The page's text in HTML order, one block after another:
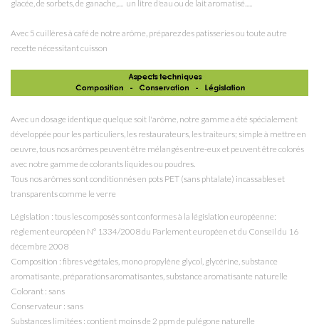
glacée, de sorbets, de ganache,.... un litre d'eau ou de lait aromatisé.....
Avec 5 cuillères à café de notre arôme, préparez des patisseries ou toute autre
recette nécessitant cuisson
Avec un dosage identique quelque soit l'arôme, notre gamme a été spécialement
développée pour les particuliers, les restaurateurs, les traiteurs; simple à mettre en
oeuvre, tous nos arômes peuvent être mélangés entre-eux et peuvent être colorés
avec notre gamme de colorants liquides ou poudres.
Tous nos arômes sont conditionnés en pots PET (sans phtalate) incassables et
transparents comme le verre
Législation : tous les composés sont conformes à la législation européenne:
règlement européen N° 1334/2008 du Parlement européen et du Conseil du 16
décembre 2008
Composition : fibres végétales, mono propylène glycol, glycérine , substance
aromatisante, préparations aromatisantes, substance aromatisante naturelle
Colorant : sans
Conservateur : sans
Substances limitées : contient moins de 2 ppm de pulégone naturelle